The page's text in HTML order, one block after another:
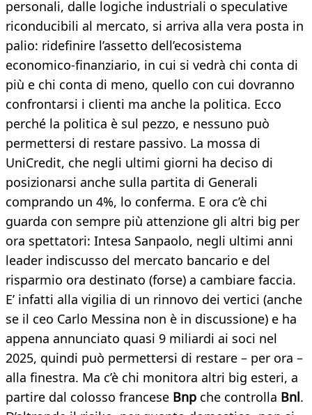
personali, dalle logiche industriali o speculative
riconducibili al mercato, si arriva alla vera posta in
palio: ridefinire l’assetto dell’ecosistema
economico-finanziario, in cui si vedrà chi conta di
più e chi conta di meno, quello con cui dovranno
confrontarsi i clienti ma anche la politica. Ecco
perché la politica è sul pezzo, e nessuno può
permettersi di restare passivo. La mossa di
UniCredit, che negli ultimi giorni ha deciso di
posizionarsi anche sulla partita di Generali
comprando un 4%, lo conferma. E ora c’è chi
guarda con sempre più attenzione gli altri big per
ora spettatori: Intesa Sanpaolo, negli ultimi anni
leader indiscusso del mercato bancario e del
risparmio ora destinato (forse) a cambiare faccia.
E’ infatti alla vigilia di un rinnovo dei vertici (anche
se il ceo Carlo Messina non è in discussione) e ha
appena annunciato quasi 9 miliardi ai soci nel
2025, quindi può permettersi di restare – per ora –
alla finestra. Ma c’è chi monitora altri big esteri, a
partire dal colosso francese Bnp che controlla Bnl.